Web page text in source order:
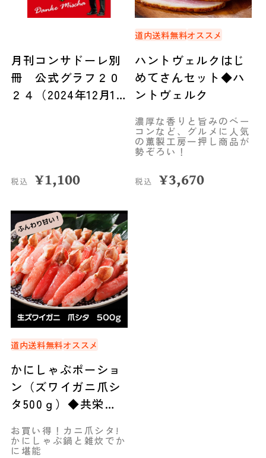
月刊コンサドーレ別
冊 公式グラフ２０
２４（2024年12月15
税込 ¥1,100
道内送料無料オススメ
ハントヴェルクはじ
めてさんセット◆ハ
ントヴェルク
濃厚な香りと旨みのベー
コンなど、グルメに人気
の薫製工房一押し商品が
勢ぞろい！
税込 ¥3,670
道内送料無料オススメ
かにしゃぶポーショ
ン（ズワイガニ爪シ
タ500ｇ）◆共栄水
お買い得！カニ爪シタ!
かにしゃぶ鍋と雑炊でか
に堪能